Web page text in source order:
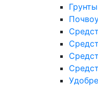
Грунты